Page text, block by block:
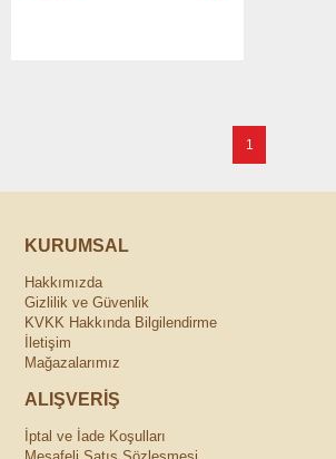
1
KURUMSAL
Hakkımızda
Gizlilik ve Güvenlik
KVKK Hakkında Bilgilendirme
İletişim
Mağazalarımız
ALIŞVERİŞ
İptal ve İade Koşulları
Mesafeli Satış Sözleşmesi